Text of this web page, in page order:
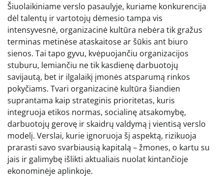
Šiuolaikiniame verslo pasaulyje, kuriame konkurencija
dėl talentų ir vartotojų dėmesio tampa vis
intensyvesnė, organizacinė kultūra nebėra tik gražus
terminas metinėse ataskaitose ar šūkis ant biuro
sienos. Tai tapo gyvu, kvėpuojančiu organizacijos
stuburu, lemiančiu ne tik kasdienę darbuotojų
savijautą, bet ir ilgalaikį įmonės atsparumą rinkos
pokyčiams. Tvari organizacinė kultūra šiandien
suprantama kaip strateginis prioritetas, kuris
integruoja etikos normas, socialinę atsakomybę,
darbuotojų gerovę ir skaidrų valdymą į vientisą verslo
modelį. Verslai, kurie ignoruoja šį aspektą, rizikuoja
prarasti savo svarbiausią kapitalą – žmones, o kartu su
jais ir galimybę išlikti aktualiais nuolat kintančioje
ekonominėje aplinkoje.